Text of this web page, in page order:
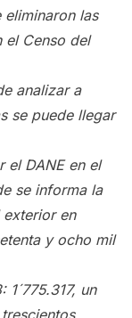
eliminaron las
el Censo del
analizar a
se puede llegar
el DANE en el
se informa la
en
y ocho mil
un